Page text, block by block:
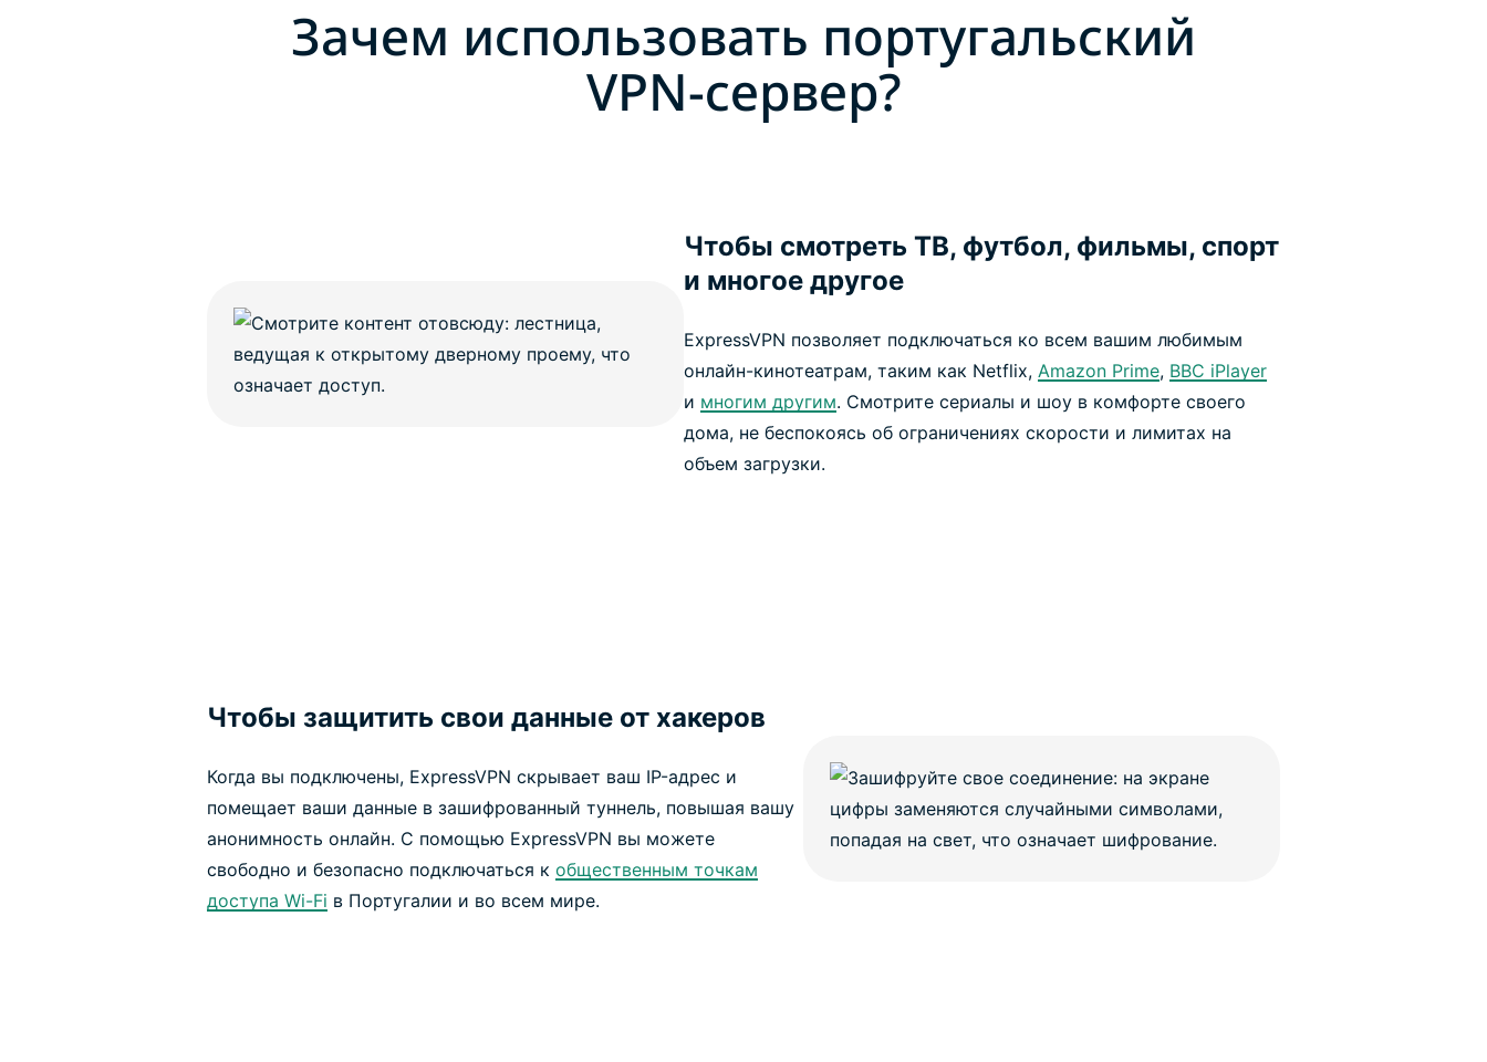
Зачем использовать португальский
VPN-сервер?
Чтобы смотреть ТВ, футбол, фильмы, спорт
и многое другое
ExpressVPN позволяет подключаться ко всем вашим любимым
онлайн-кинотеатрам, таким как Netflix, Amazon Prime, BBC iPlayer
и многим другим. Смотрите сериалы и шоу в комфорте своего
дома, не беспокоясь об ограничениях скорости и лимитах на
объем загрузки.
Чтобы защитить свои данные от хакеров
Когда вы подключены, ExpressVPN скрывает ваш IP-адрес и
помещает ваши данные в зашифрованный туннель, повышая вашу
анонимность онлайн. С помощью ExpressVPN вы можете
свободно и безопасно подключаться к общественным точкам
доступа Wi-Fi в Португалии и во всем мире.